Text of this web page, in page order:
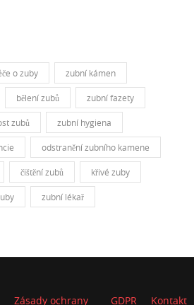
o zuby zubní kámen
bělení zubů zubní fazety
zubů zubní hygiena
odstranění zubního kamene
čištění zubů křivé zuby
zubní lékař
Zásady ochrany GDPR Kontakt